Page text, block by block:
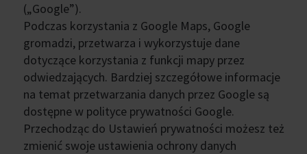
(„Google”).
Podczas korzystania z Google Maps, Google
gromadzi, przetwarza i wykorzystuje dane
dotyczące korzystania z funkcji mapy przez
odwiedzających. Bardziej szczegółowe informacje
na temat przetwarzania danych przez Google są
dostępne w polityce prywatności Google.
Przechodząc do Ustawień prywatności możesz też
zmienić swoje ustawienia ochrony danych